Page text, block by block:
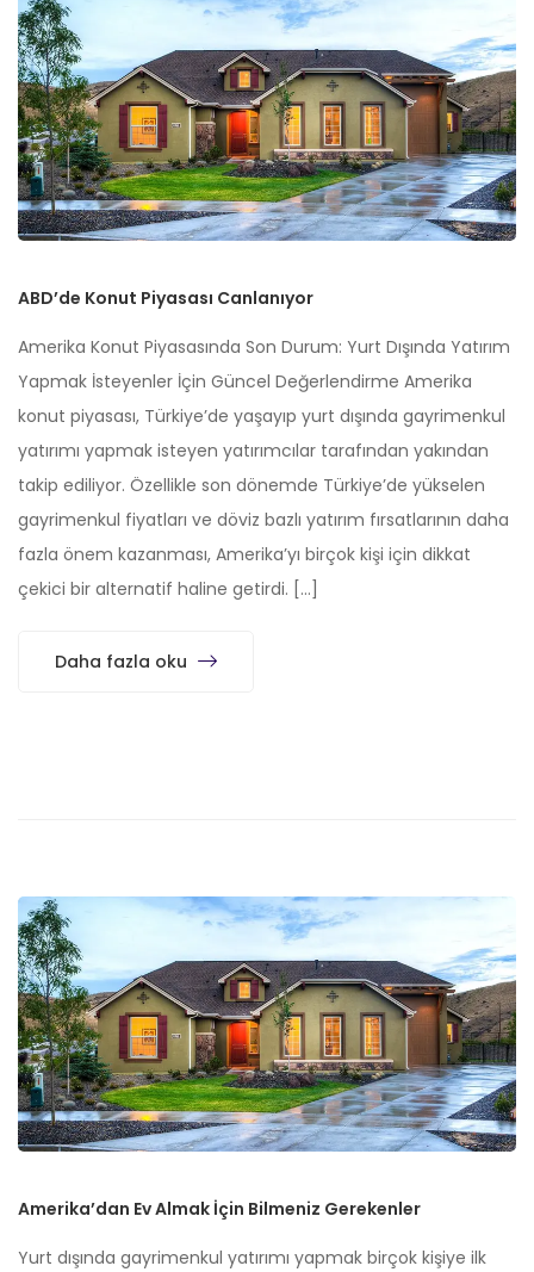
ABD’de Konut Piyasası Canlanıyor
Amerika Konut Piyasasında Son Durum: Yurt Dışında Yatırım
Yapmak İsteyenler İçin Güncel Değerlendirme Amerika
konut piyasası, Türkiye’de yaşayıp yurt dışında gayrimenkul
yatırımı yapmak isteyen yatırımcılar tarafından yakından
takip ediliyor. Özellikle son dönemde Türkiye’de yükselen
gayrimenkul fiyatları ve döviz bazlı yatırım fırsatlarının daha
fazla önem kazanması, Amerika’yı birçok kişi için dikkat
çekici bir alternatif haline getirdi. […]
Daha fazla oku
Amerika’dan Ev Almak İçin Bilmeniz Gerekenler
Yurt dışında gayrimenkul yatırımı yapmak birçok kişiye ilk